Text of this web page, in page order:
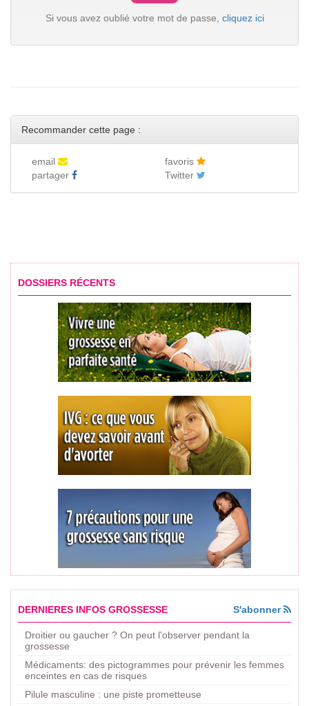
Si vous avez oublié votre mot de passe, cliquez ici
Recommander cette page :
email
favoris
partager
Twitter
DOSSIERS RÉCENTS
DERNIERES INFOS GROSSESSE S'abonner
Droitier ou gaucher ? On peut l'observer pendant la
grossesse
Médicaments: des pictogrammes pour prévenir les femmes
enceintes en cas de risques
Pilule masculine : une piste prometteuse